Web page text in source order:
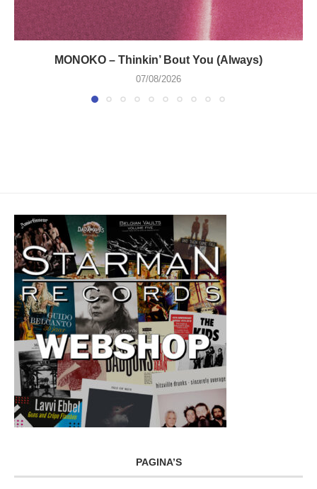
MONOKO – Thinkin’ Bout You (Always)
07/08/2026
PAGINA’S